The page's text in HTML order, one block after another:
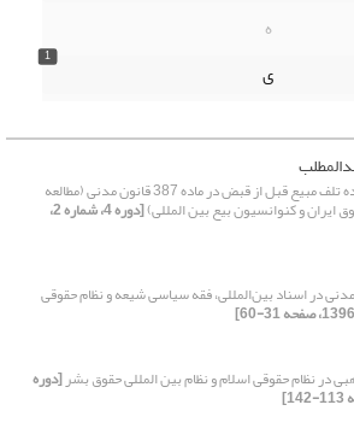
ه
1
ی
درنگی مقایسه‌ای بر قاعده تلف مبیع قبل از قبض در ماده 387 قانون مدنی (مطالعه
ایران و کنوانسیون بیع بین المللی) [دوره 4، شماره 2،
مدنی در اسناد بین‌المللی، فقه سیاسی شیعه و نظام حقوقی
در نظام حقوقی اسلام و نظام بین المللی حقوق بشر[دوره